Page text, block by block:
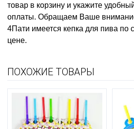
товар в корзину и укажите
оплаты. Обращаем Ваше
4Пати имеется кепка для пива по
цене.
ПОХОЖИЕ ТОВАРЫ